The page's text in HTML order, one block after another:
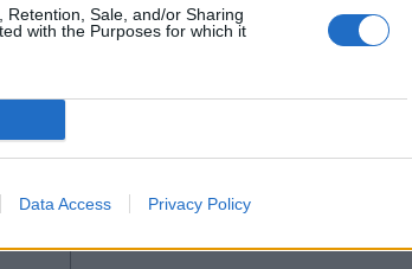
Sale, and/or Sharing
with the Purposes for which it
Data Access Privacy Policy
"Πύρινες" αναρτήσεις από
Συριζοτρόλ και Ακρίτα με
αποδέκτες Τζίμα και
ερωτήσεις στον Στέφανο
Κασσελάκη